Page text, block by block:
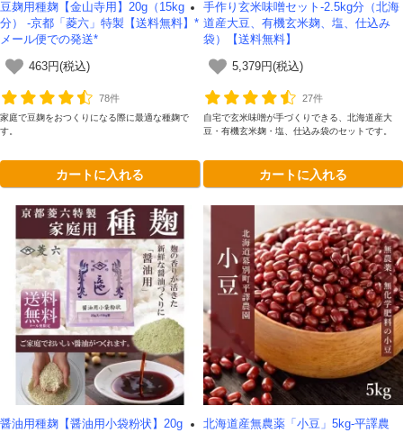
豆麹用種麹【金山寺用】20g（15kg
分） -京都「菱六」特製【送料無料】*
メール便での発送*
463円(税込)
78件
家庭で豆麹をおつくりになる際に最適な種麹で
す。
カートに入れる
手作り玄米味噌セット-2.5kg分（北海
道産大豆、有機玄米麹、塩、仕込み
袋）【送料無料】
5,379円(税込)
27件
自宅で玄米味噌が手づくりできる、北海道産大
豆・有機玄米麹・塩、仕込み袋のセットです。
カートに入れる
醤油用種麹【醤油用小袋粉状】20g
北海道産無農薬「小豆」5kg-平譯農